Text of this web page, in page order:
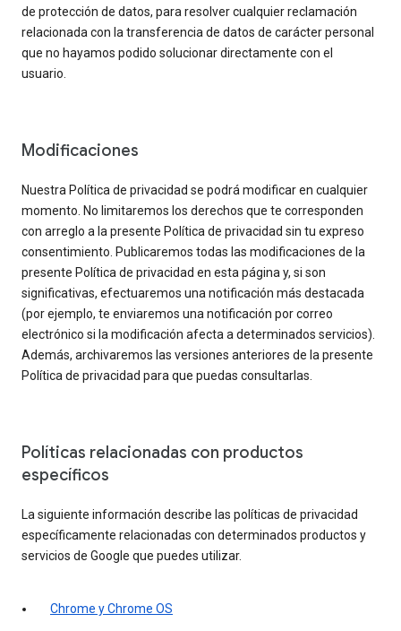
de protección de datos, para resolver cualquier reclamación
relacionada con la transferencia de datos de carácter personal
que no hayamos podido solucionar directamente con el
usuario.
Modificaciones
Nuestra Política de privacidad se podrá modificar en cualquier
momento. No limitaremos los derechos que te corresponden
con arreglo a la presente Política de privacidad sin tu expreso
consentimiento. Publicaremos todas las modificaciones de la
presente Política de privacidad en esta página y, si son
significativas, efectuaremos una notificación más destacada
(por ejemplo, te enviaremos una notificación por correo
electrónico si la modificación afecta a determinados servicios).
Además, archivaremos las versiones anteriores de la presente
Política de privacidad para que puedas consultarlas.
Políticas relacionadas con productos
específicos
La siguiente información describe las políticas de privacidad
específicamente relacionadas con determinados productos y
servicios de Google que puedes utilizar.
Chrome y Chrome OS